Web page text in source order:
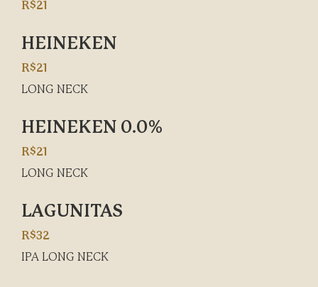
R$21
HEINEKEN
R$21
LONG NECK
HEINEKEN 0.0%
R$21
LONG NECK
LAGUNITAS
R$32
IPA LONG NECK